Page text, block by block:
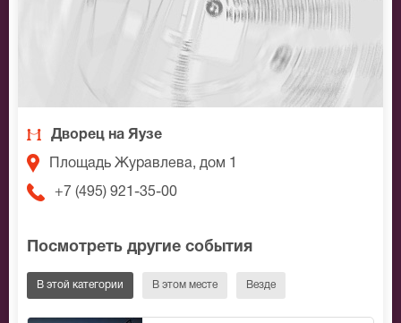
Дворец на Яузе
Площадь Журавлева, дом 1
+7 (495) 921-35-00
Посмотреть другие события
В этой категории В этом месте Везде